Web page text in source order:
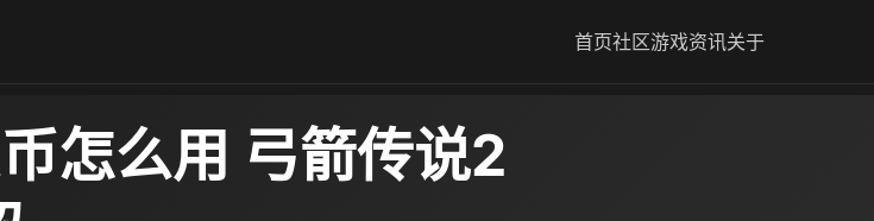
首页社区游戏资讯关于
怎么用 弓箭传说2